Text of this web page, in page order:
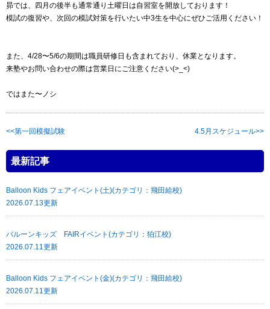
昴では、四月の後半も通常通り土曜日は自習室を開放しております！
模試の復習や、次回の模試対策を行いたい中3生を中心にぜひご活用ください！
また、4/28〜5/6の期間は職員研修日も含まれており、休業となります。
来塾やお問い合わせの際は営業日にご注意ください(>_<)
ではまた〜ノシ
第一回模擬試験 4.5月スケジュール
最新記事
Balloon Kids フェアイベント(土)(カテゴリ：飛田給校)
2026.07.13更新
バルーンキッズ FAIRイベント(カテゴリ：狛江校)
2026.07.11更新
Balloon Kids フェアイベント(金)(カテゴリ：飛田給校)
2026.07.11更新